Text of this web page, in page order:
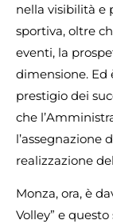
nella visibilità e
sportiva, oltre
eventi, la
dimensione. Ed
prestigio dei
che
l’assegnazione
realizzazione
Monza, ora, è
Volley” e